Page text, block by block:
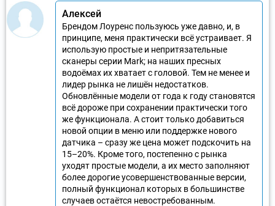
Алексей
Брендом Лоуренс пользуюсь уже давно, и, в
принципе, меня практически всё устраивает. Я
использую простые и непритязательные
сканеры серии Mark; на наших пресных
водоёмах их хватает с головой. Тем не менее и
лидер рынка не лишён недостатков.
Обновлённые модели от года к году становятся
всё дороже при сохранении практически того
же функционала. А стоит только добавиться
новой опции в меню или поддержке нового
датчика – сразу же цена может подскочить на
15–20%. Кроме того, постепенно с рынка
уходят простые модели, а их место заполняют
более дорогие усовершенствованные версии,
полный функционал которых в большинстве
случаев остаётся невостребованным.